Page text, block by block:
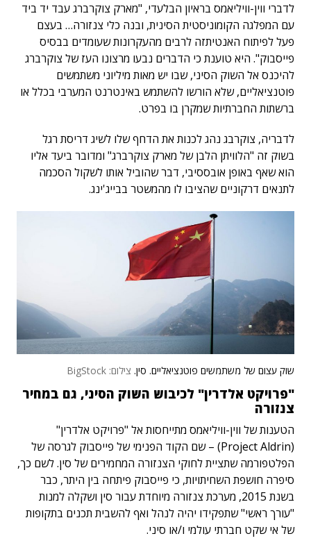
לדברי ווין-וויליאמס בראיון הבלעדי, "מארק צוקרברג עבד יד ביד
עם המפלגה הקומוניסטית הסינית, ובנה כלי צנזורה… בעצם
פעל לפיתוח האנטיתזה לרבים מהעקרונות שעומדים בבסיס
פייסבוק". היא טוענת כי הדברים נבעו מרצונו העז של צוקרברג
להיכנס אל השוק הסיני, שבו יש מאות מיליוני משתמשים
פוטנציאליים, שלא הורשו להשתמש באינטרנט המערבי בכלל או
ברשתות החברתיות שמקרן בו בפרט.
לדבריה, צוקרבג נהג לכנות את הדחף שלו לשיג דריסת רגל
בשוק זה "הלוויתן הלבן של מארק צוקרברג" ומדובר ביעד אליו
הוא שאף באופן אובססיבי, דבר שהוביל אותו לשקול הסכמה
לתנאים דרקוניים שהציבו לו מהמשטר בבייג'ינג.
שוק עצום של משתמשים פוטנציאליים. סין. צילום: BigStock
"פרויקט אלדרין" לכיבוש השוק הסיני, גם במחיר
צנזורה
הטענות של ווין-וויליאמס מתייחסות אל "פרויקט אלדרין"
(Project Aldrin) – שם הקוד הפנימי של פייסבוק לגרסה של
הפלטפורמה שתציית לחוקי הצנזורה המחמירים של סין. לשם כך,
סיפרה חושפת השחיתויות, כי פייסבוק פיתחה בין היתר, כבר
בשנת 2015, מערכת צנזורה מיוחדת עבור סין ושקלה למנות
"עורך ראשי" שתפקידו יהיה לנהל ואף להשבית תכנים בתקופות
של אי שקט חברתי עולמי ו/או סיני.